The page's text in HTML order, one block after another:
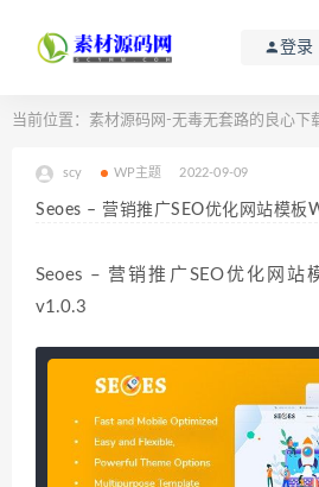
登录
当前位置： 素材源码网-无毒无套路的良心下
scy WP主题 2022-09-09
Seoes – 营销推广SEO优化网站模板
Seoes – 营销推广SEO优化网站
v1.0.3